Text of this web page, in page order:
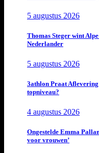
5 augustus 2026
Thomas Steger wint
Nederlander
5 augustus 2026
3athlon Praat
topniveau?
4 augustus 2026
Ongestelde Emma
voor vrouwen’